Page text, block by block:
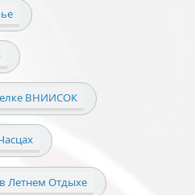
ВНИИСОК
Летнем Отдыхе